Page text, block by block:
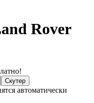
Rover
Скутер
автоматически